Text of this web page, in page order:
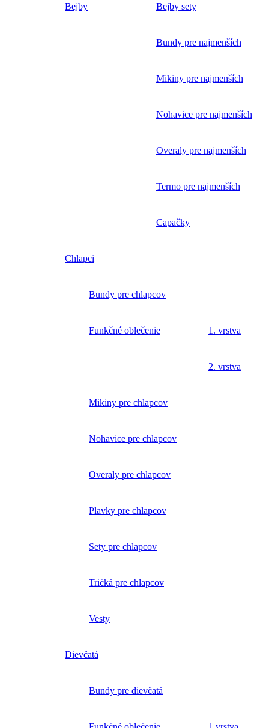
Bejby Bejby sety
Bundy pre najmenších
Mikiny pre najmenších
Nohavice pre najmenších
Overaly pre najmenších
Termo pre najmenších
Capačky
Chlapci
Bundy pre chlapcov
Funkčné oblečenie 1. vrstva
2. vrstva
Mikiny pre chlapcov
Nohavice pre chlapcov
Overaly pre chlapcov
Plavky pre chlapcov
Sety pre chlapcov
Tričká pre chlapcov
Vesty
Dievčatá
Bundy pre dievčatá